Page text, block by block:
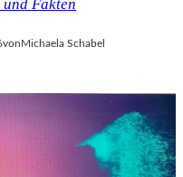
Fakten
von Michaela Schabel